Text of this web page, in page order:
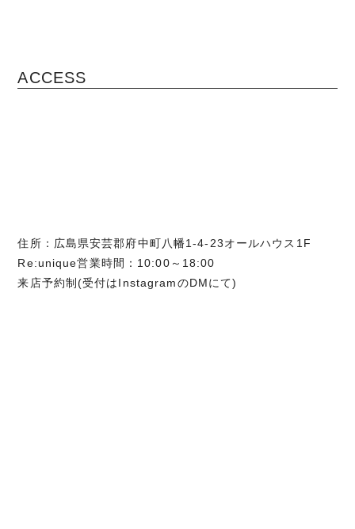
ACCESS
住所：広島県安芸郡府中町八幡1-4-23オールハウス1F
Re:unique営業時間：10:00～18:00
来店予約制(受付はInstagramのDMにて)